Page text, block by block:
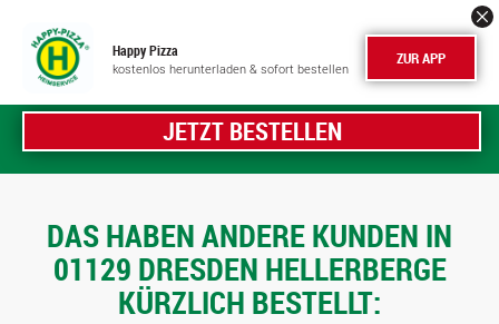
Happy Pizza
kostenlos herunterladen & sofort bestellen ZUR APP
JETZT BESTELLEN
DAS HABEN ANDERE KUNDEN IN
01129 DRESDEN HELLERBERGE
KÜRZLICH BESTELLT: